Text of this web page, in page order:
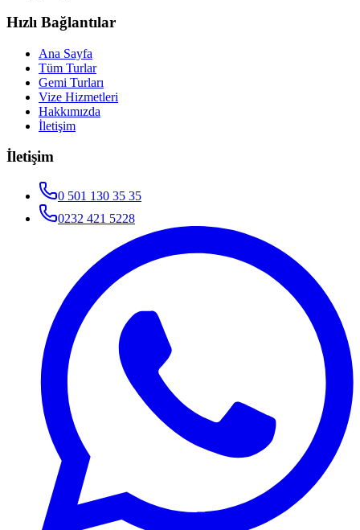
Hızlı Bağlantılar
Ana Sayfa
Tüm Turlar
Gemi Turları
Vize Hizmetleri
Hakkımızda
İletişim
İletişim
0 501 130 35 35
0232 421 5228